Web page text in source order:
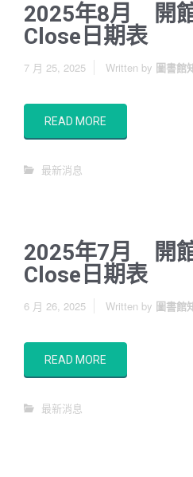
2025年8月 開
Close日期表
7 月 25, 2025 Written by 圖書館
READ MORE
最新消息
2025年7月 開
Close日期表
6 月 26, 2025 Written by 圖書館
READ MORE
最新消息